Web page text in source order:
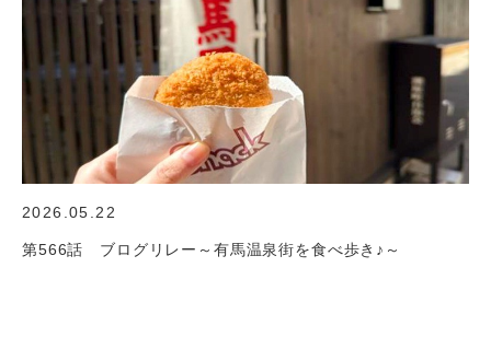
2026.05.22
第566話 ブログリレー～有馬温泉街を食べ歩き♪～